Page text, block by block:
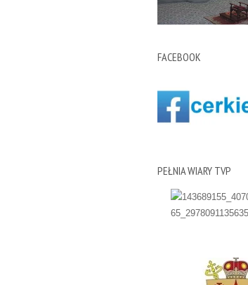
FACEBOOK
PEŁNIA WIARY TVP